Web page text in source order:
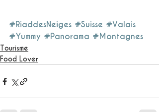
#RiaddesNeiges #Suisse #Valais
#Yummy #Panorama #Montagnes
Tourisme
Food Lover